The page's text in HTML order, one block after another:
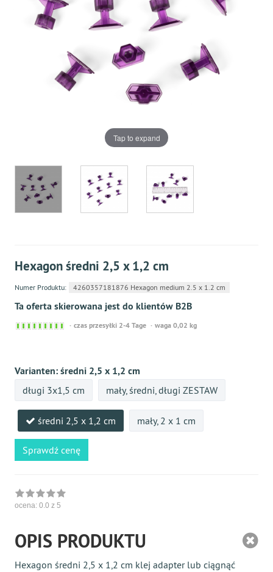
Tap to expand
Hexagon średni 2,5 x 1,2 cm
Numer Produktu: 4260357181876 Hexagon medium 2.5 x 1.2 cm
Ta oferta skierowana jest do klientów B2B
Sofort
czas przesyłki 2-4 Tage waga 0,02 kg
Varianten:średni 2,5 x 1,2 cm
długi 3x1,5 cm mały, średni, długi ZESTAW
średni 2,5 x 1,2 cm mały, 2 x 1 cm
Sprawdź cenę
ocena: 0.0 z 5
OPIS PRODUKTU
Hexagon średni 2,5 x 1,2 cm klej adapter lub ciągnąć